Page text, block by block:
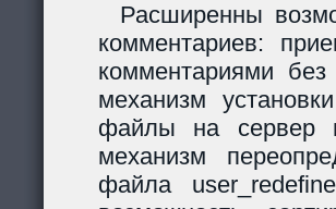
Расширенны
комментариев:
комментариями без
механизм
файлы на сервер
механизм
файла